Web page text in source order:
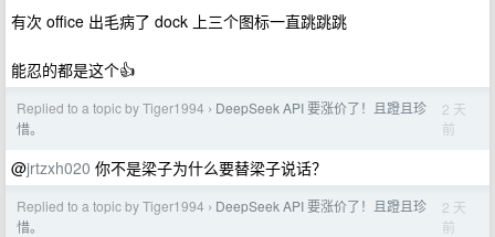
有次 office 出毛病了 dock 上三个图标一直跳跳跳
能忍的都是这个👍
Replied to a topic by Tiger1994 › DeepSeek API 要涨价了！且蹬且珍
惜。
2 天
前
@jrtzxh020 你不是梁子为什么要替梁子说话？
Replied to a topic by Tiger1994 › DeepSeek API 要涨价了！且蹬且珍
惜。
2 天
前